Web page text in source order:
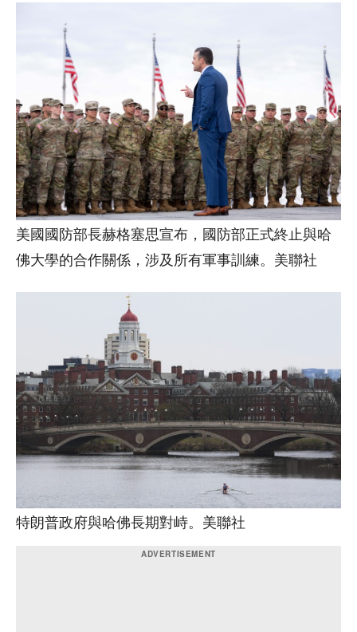
美國國防部長赫格塞思宣布，國防部正式終止與哈
佛大學的合作關係，涉及所有軍事訓練。美聯社
特朗普政府與哈佛長期對峙。美聯社